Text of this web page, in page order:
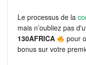
Le processus de la
mais n’oubliez pas
130AFRICA
pour
bonus sur votre